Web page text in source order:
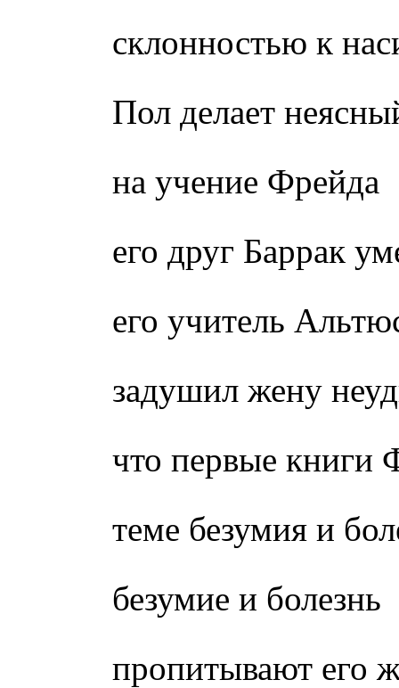
склонностью к
Пол делает
на учение Фрейда
его друг Баррак
его учитель
задушил жену
что первые книги
теме безумия и
безумие и болезнь
пропитывают его